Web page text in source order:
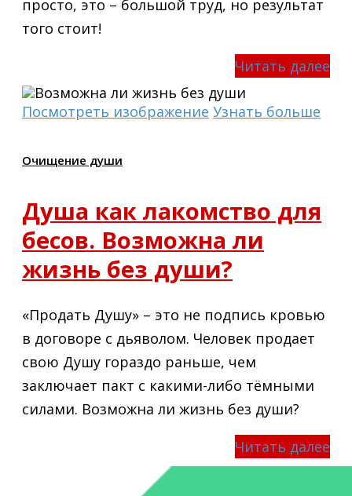
просто, это – большой труд, но результат
того стоит!
Читать далее
Посмотреть изображение Узнать больше
Очищение души
Душа как лакомство для
бесов. Возможна ли
жизнь без души?
«Продать Душу» – это не подпись кровью
в договоре с дьяволом. Человек продает
свою Душу гораздо раньше, чем
заключает пакт с какими-либо тёмными
силами. Возможна ли жизнь без души?
Читать далее